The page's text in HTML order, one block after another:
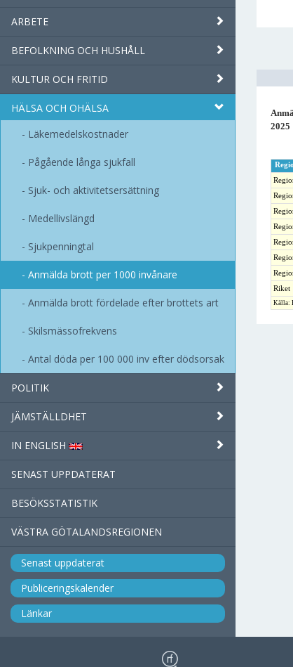
ARBETE
BEFOLKNING OCH HUSHÅLL
KULTUR OCH FRITID
HÄLSA OCH OHÄLSA
Läkemedelskostnader
Pågående långa sjukfall
Sjuk- och aktivitetsersättning
Medellivslängd
Sjukpenningtal
Anmälda brott per 1000 invånare
Anmälda brott fördelade efter brottets art
Skilsmässofrekvens
Antal döda per 100 000 inv efter dödsorsak
POLITIK
JÄMSTÄLLDHET
IN ENGLISH
SENAST UPPDATERAT
BESÖKSSTATISTIK
VÄSTRA GÖTALANDSREGIONEN
Senast uppdaterat
Publiceringskalender
Länkar
2025
Riket
Källa: